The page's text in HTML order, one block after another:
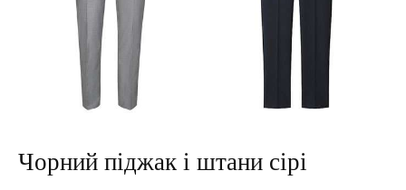
Чорний піджак і штани сірі